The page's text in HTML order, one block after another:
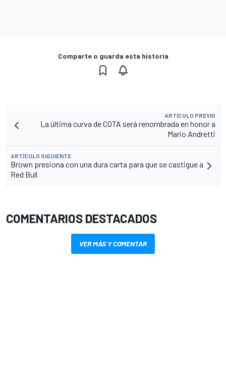
Comparte o guarda esta historia
ARTÍCULO PREVIO
La última curva de COTA será renombrada en honor a
Mario Andretti
ARTÍCULO SIGUIENTE
Brown presiona con una dura carta para que se castigue a
Red Bull
COMENTARIOS DESTACADOS
VER MÁS Y COMENTAR